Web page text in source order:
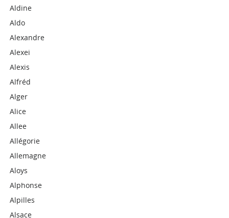
Aldine
Aldo
Alexandre
Alexei
Alexis
Alfréd
Alger
Alice
Allee
Allégorie
Allemagne
Aloys
Alphonse
Alpilles
Alsace